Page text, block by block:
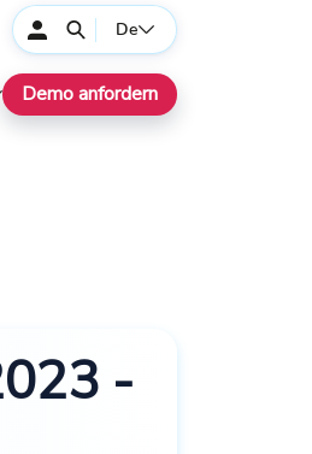
De
Demo anfordern
-